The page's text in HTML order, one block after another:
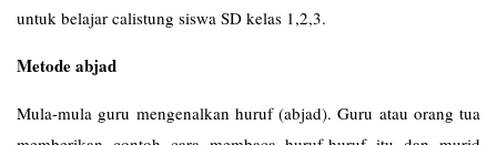
untuk belajar calistung siswa SD kelas 1,2,3.
Metode abjad
Mula-mula guru mengenalkan huruf (abjad). Guru atau orang tua